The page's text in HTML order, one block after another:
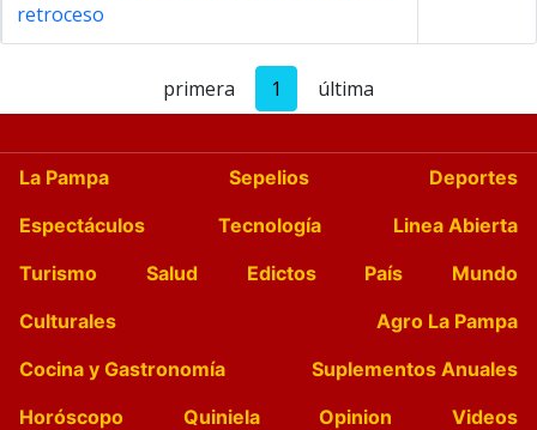
retroceso
primera 1 última
La Pampa Sepelios
Deportes
Espectáculos
Tecnología
Linea Abierta
Turismo
Salud Edictos País
Mundo
Culturales
Agro La Pampa
Cocina y Gastronomía
Suplementos Anuales
Horóscopo
Quiniela Opinion
Videos